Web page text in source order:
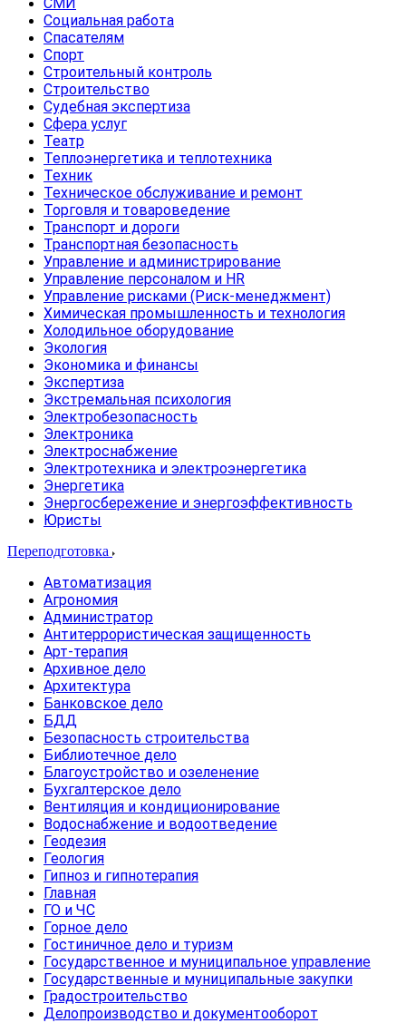
Социальная работа
Спасателям
Спорт
Строительный контроль
Строительство
Судебная экспертиза
Сфера услуг
Театр
Теплоэнергетика и теплотехника
Техник
Техническое обслуживание и ремонт
Торговля и товароведение
Транспорт и дороги
Транспортная безопасность
Управление и администрирование
Управление персоналом и HR
Управление рисками (Риск-менеджмент)
Химическая промышленность и технология
Холодильное оборудование
Экология
Экономика и финансы
Экспертиза
Экстремальная психология
Электробезопасность
Электроника
Электроснабжение
Электротехника и электроэнергетика
Энергетика
Энергосбережение и энергоэффективность
Юристы
Переподготовка
Автоматизация
Агрономия
Администратор
Антитеррористическая защищенность
Арт-терапия
Архивное дело
Архитектура
Банковское дело
БДД
Безопасность строительства
Библиотечное дело
Благоустройство и озеленение
Бухгалтерское дело
Вентиляция и кондиционирование
Водоснабжение и водоотведение
Геодезия
Геология
Гипноз и гипнотерапия
Главная
ГО и ЧС
Горное дело
Гостиничное дело и туризм
Государственное и муниципальное управление
Государственные и муниципальные закупки
Градостроительство
Делопроизводство и документооборот